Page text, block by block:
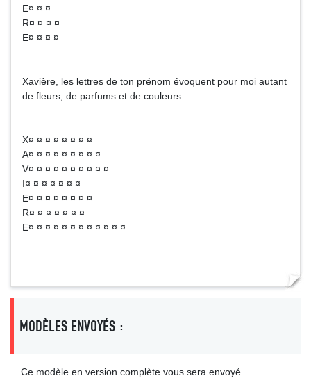
E¤ ¤ ¤
R¤ ¤ ¤ ¤
E¤ ¤ ¤ ¤
Xavière, les lettres de ton prénom évoquent pour moi autant
de fleurs, de parfums et de couleurs :
X¤ ¤ ¤ ¤ ¤ ¤ ¤ ¤
A¤ ¤ ¤ ¤ ¤ ¤ ¤ ¤ ¤
V¤ ¤ ¤ ¤ ¤ ¤ ¤ ¤ ¤ ¤
I¤ ¤ ¤ ¤ ¤ ¤ ¤
E¤ ¤ ¤ ¤ ¤ ¤ ¤ ¤
R¤ ¤ ¤ ¤ ¤ ¤ ¤
E¤ ¤ ¤ ¤ ¤ ¤ ¤ ¤ ¤ ¤ ¤ ¤
MODÈLES ENVOYÉS :
Ce modèle en version complète vous sera envoyé